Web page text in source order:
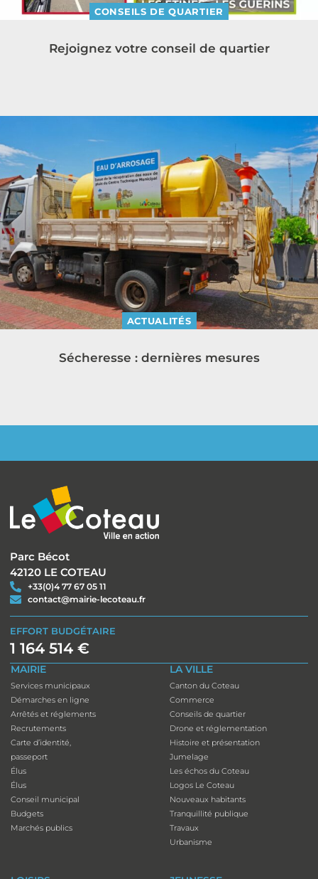
CONSEILS DE QUARTIER
Rejoignez votre conseil de quartier
ACTUALITÉS
Sécheresse : dernières mesures
Parc Bécot
42120 LE COTEAU
+33(0)4 77 67 05 11
contact@mairie-lecoteau.fr
EFFORT BUDGÉTAIRE
1 164 514 €
MAIRIE
Services municipaux
Démarches en ligne
Arrêtés et réglements
Recrutements
Carte d’identité,
passeport
Élus
Élus
Conseil municipal
Budgets
Marchés publics
LA VILLE
Canton du Coteau
Commerce
Conseils de quartier
Drone et réglementation
Histoire et présentation
Jumelage
Les échos du Coteau
Logos Le Coteau
Nouveaux habitants
Tranquillité publique
Travaux
Urbanisme